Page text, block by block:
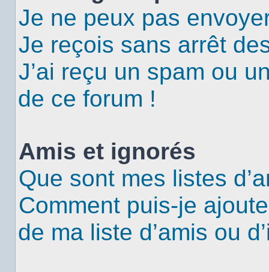
Je ne peux pas
Je reçois sans arrêt
J’ai reçu un spam ou
de ce forum !
Amis et ignorés
Que sont mes listes
Comment puis-je
de ma liste d’amis ou